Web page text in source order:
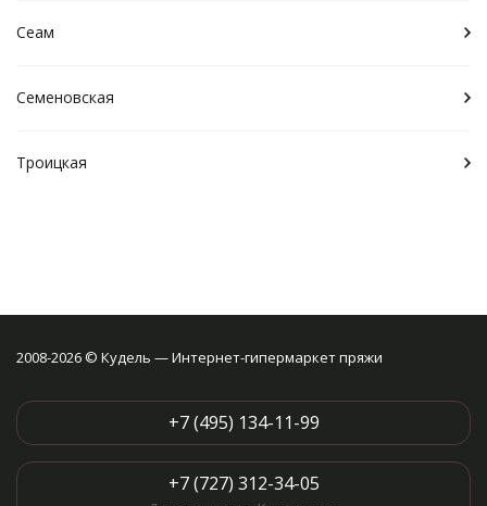
Сеам
Семеновская
Троицкая
2008-2026 © Кудель — Интернет-гипермаркет пряжи
+7 (495) 134-11-99
+7 (727) 312-34-05